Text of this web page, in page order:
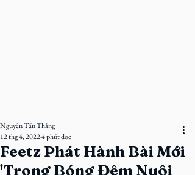
Feetz Phát Hành Bài Mới
'Trong Bóng Đêm Nuôi
Nguyễn Tấn Thắng
12 thg 4, 20224 phút đọc